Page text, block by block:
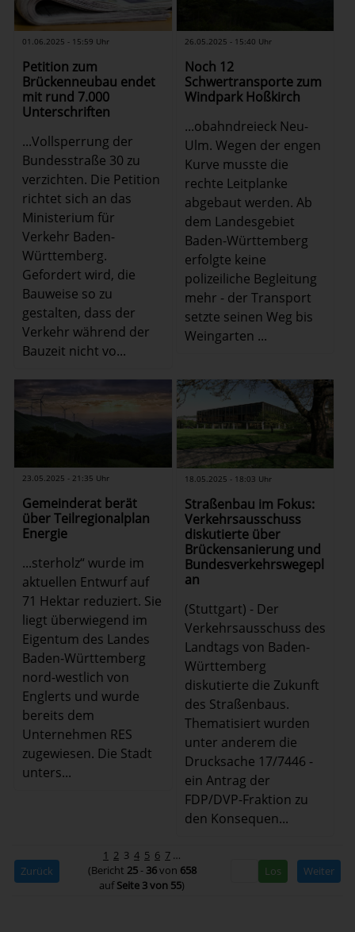
01.06.2025 - 15:59 Uhr
Petition zum
Brückenneubau endet
mit rund 7.000
Unterschriften
...Vollsperrung der
Bundesstraße 30 zu
verzichten. Die Petition
richtet sich an das
Ministerium für
Verkehr Baden-
Württemberg.
Gefordert wird, die
Bauweise so zu
gestalten, dass der
Verkehr während der
Bauzeit nicht vo...
26.05.2025 - 15:40 Uhr
Noch 12
Schwertransporte zum
Windpark Hoßkirch
...obahndreieck Neu-
Ulm. Wegen der engen
Kurve musste die
rechte Leitplanke
abgebaut werden. Ab
dem Landesgebiet
Baden-Württemberg
erfolgte keine
polizeiliche Begleitung
mehr - der Transport
setzte seinen Weg bis
Weingarten ...
23.05.2025 - 21:35 Uhr
Gemeinderat berät
über Teilregionalplan
Energie
...sterholz“ wurde im
aktuellen Entwurf auf
71 Hektar reduziert. Sie
liegt überwiegend im
Eigentum des Landes
Baden-Württemberg
nord-westlich von
Englerts und wurde
bereits dem
Unternehmen RES
zugewiesen. Die Stadt
unters...
18.05.2025 - 18:03 Uhr
Straßenbau im Fokus:
Verkehrsausschuss
diskutierte über
Brückensanierung und
Bundesverkehrswegepl
an
(Stuttgart) - Der
Verkehrsausschuss des
Landtags von Baden-
Württemberg
diskutierte die Zukunft
des Straßenbaus.
Thematisiert wurden
unter anderem die
Drucksache 17/7446 -
ein Antrag der
FDP/DVP-Fraktion zu
den Konsequen...
Zurück
1 2 3 4 5 6 7 …
(Bericht 25- 36von 658
aufSeite 3 von 55)
Weiter